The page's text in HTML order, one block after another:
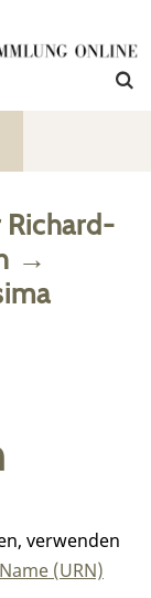
→
verwenden
(URN)